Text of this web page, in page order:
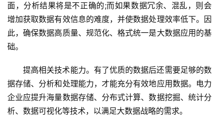
面，分析结果将是不正确的;而如果数据冗余、混乱，则会
增加获取数据有效信息的难度，并使数据处理效率低下。因
此，确保数据高质量、规范化、格式统一是大数据应用的基
础。
提高相关技术能力。有了优质的数据后还需要足够的数
据存储、分析和处理能力，才能充分有效地应用数据。电力
企业应提升海量数据存储、分布式计算、数据挖掘、统计分
析、数据可视化等技术，以满足大数据战略的需求。